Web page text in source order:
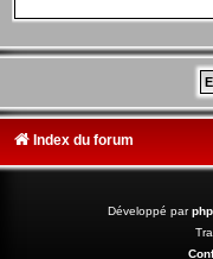
Index du forum
Développé par